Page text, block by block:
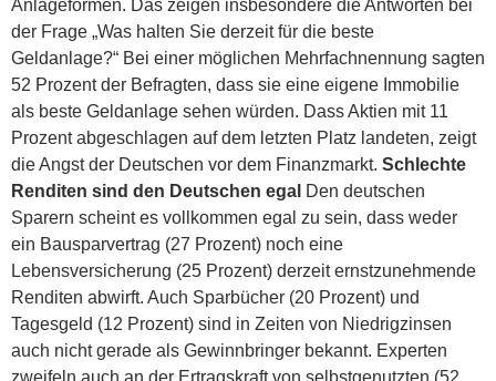
Anlageformen. Das zeigen insbesondere die Antworten bei
der Frage „Was halten Sie derzeit für die beste
Geldanlage?“ Bei einer möglichen Mehrfachnennung sagten
52 Prozent der Befragten, dass sie eine eigene Immobilie
als beste Geldanlage sehen würden. Dass Aktien mit 11
Prozent abgeschlagen auf dem letzten Platz landeten, zeigt
die Angst der Deutschen vor dem Finanzmarkt. Schlechte
Renditen sind den Deutschen egal Den deutschen
Sparern scheint es vollkommen egal zu sein, dass weder
ein Bausparvertrag (27 Prozent) noch eine
Lebensversicherung (25 Prozent) derzeit ernstzunehmende
Renditen abwirft. Auch Sparbücher (20 Prozent) und
Tagesgeld (12 Prozent) sind in Zeiten von Niedrigzinsen
auch nicht gerade als Gewinnbringer bekannt. Experten
zweifeln auch an der Ertragskraft von selbstgenutzten (52